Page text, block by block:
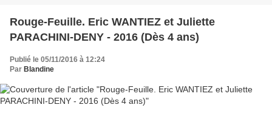
Rouge-Feuille. Eric WANTIEZ et Juliette
PARACHINI-DENY - 2016 (Dès 4 ans)
Publié le 05/11/2016 à 12:24
Par Blandine